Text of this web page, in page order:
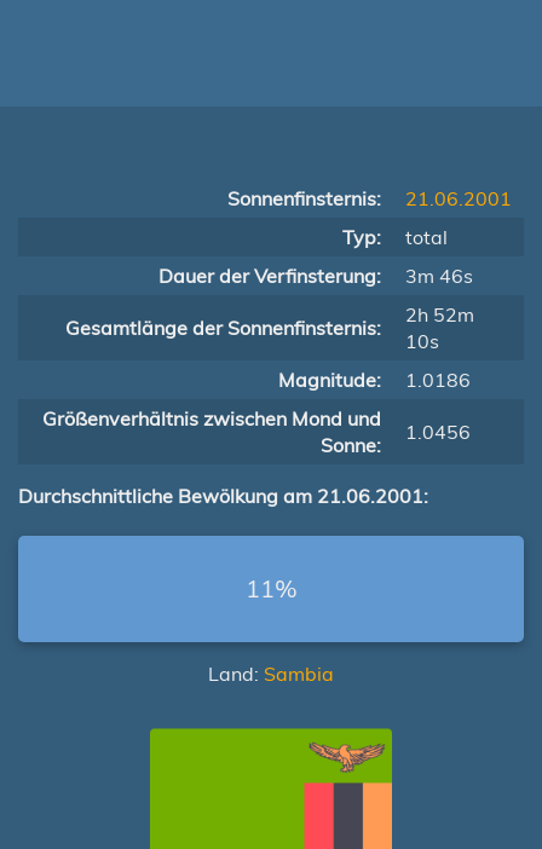
Sonnenfinsternis:
21.06.2001
Typ:
total
Dauer der Verfinsterung:
3m 46s
Gesamtlänge der Sonnenfinsternis:
2h 52m
10s
Magnitude:
1.0186
Größenverhältnis zwischen Mond und
Sonne:
1.0456
Durchschnittliche Bewölkung am 21.06.2001:
11%
Land: Sambia